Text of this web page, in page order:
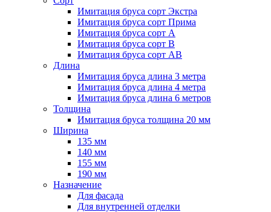
Имитация бруса сорт Экстра
Имитация бруса сорт Прима
Имитация бруса сорт A
Имитация бруса сорт B
Имитация бруса сорт АВ
Длина
Имитация бруса длина 3 метра
Имитация бруса длина 4 метра
Имитация бруса длина 6 метров
Толщина
Имитация бруса толщина 20 мм
Ширина
135 мм
140 мм
155 мм
190 мм
Назначение
Для фасада
Для внутренней отделки